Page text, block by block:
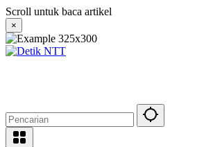
Langsung
ke
konten
Scroll untuk baca artikel
×